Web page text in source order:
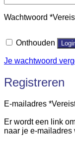
Wachtwoord *
Onthouden
Je wachtwoord
Registreren
E-mailadres *
Er wordt een link
naar je e-mailadres